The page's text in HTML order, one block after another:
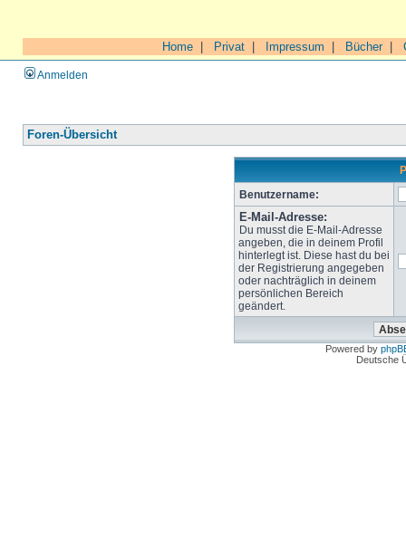
Home Privat Impressum Bücher|
Anmelden
Foren-Übersicht
Benutzername:
E-Mail-Adresse:
Du musst die E-Mail-Adresse
angeben, die in deinem Profil
hinterlegt ist. Diese hast du bei
der Registrierung angegeben
oder nachträglich in deinem
persönlichen Bereich
geändert.
Powered by
Deutsche